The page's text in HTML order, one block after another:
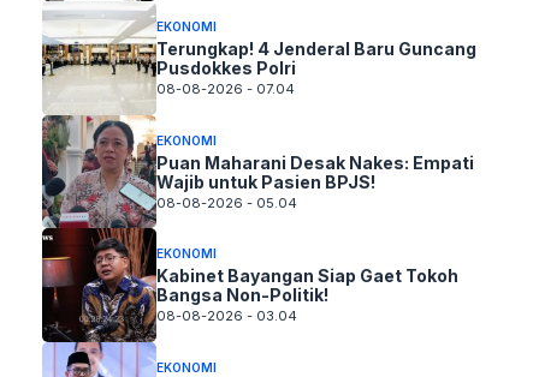
EKONOMI
Terungkap! 4 Jenderal Baru Guncang
Pusdokkes Polri
08-08-2026 - 07.04
EKONOMI
Puan Maharani Desak Nakes: Empati
Wajib untuk Pasien BPJS!
08-08-2026 - 05.04
EKONOMI
Kabinet Bayangan Siap Gaet Tokoh
Bangsa Non-Politik!
08-08-2026 - 03.04
EKONOMI